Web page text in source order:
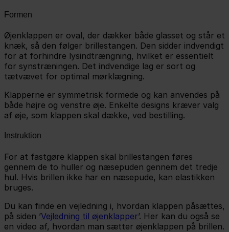
Formen
Øjenklappen er oval, der dækker både glasset og står et
knæk, så den følger brillestangen. Den sidder indvendigt
for at forhindre lysindtrængning, hvilket er essentielt
for synstræningen. Det indvendige lag er sort og
tætvævet for optimal mørklægning.
Klapperne er symmetrisk formede og kan anvendes på
både højre og venstre øje. Enkelte designs kræver valg
af øje, som klappen skal dække, ved bestilling.
Instruktion
For at fastgøre klappen skal brillestangen føres
gennem de to huller og næsepuden gennem det tredje
hul. Hvis brillen ikke har en næsepude, kan elastikken
bruges.
Du kan finde en vejledning i, hvordan klappen påsættes,
på siden ’Vejledning til øjenklapper’. Her kan du også se
en video af, hvordan man sætter øjenklappen på brillen.